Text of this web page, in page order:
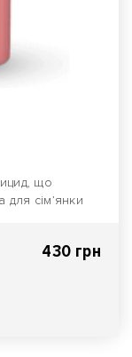
що
для сім’янки
430 грн